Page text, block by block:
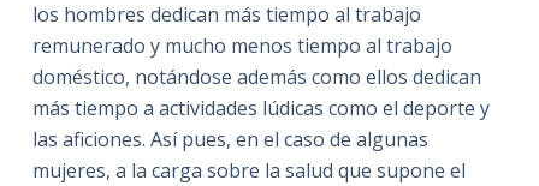
los hombres dedican más tiempo al trabajo
remunerado y mucho menos tiempo al trabajo
doméstico, notándose además como ellos dedican
más tiempo a actividades lúdicas como el deporte y
las aficiones. Así pues, en el caso de algunas
mujeres, a la carga sobre la salud que supone el